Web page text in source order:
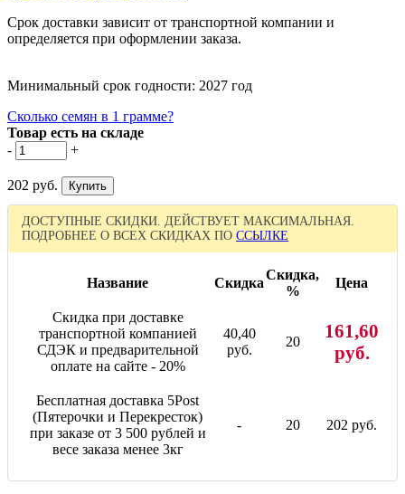
Срок доставки зависит от транспортной компании и
определяется при оформлении заказа.
Минимальный срок годности: 2027 год
Сколько семян в 1 грамме?
Товар есть на складе
-
+
202 руб.
ДОСТУПНЫЕ СКИДКИ. ДЕЙСТВУЕТ МАКСИМАЛЬНАЯ.
ПОДРОБНЕЕ О ВСЕХ СКИДКАХ ПО ССЫЛКЕ
Название Скидка
Скидка,
%
Цена
Скидка при доставке
транспортной компанией
СДЭК и предварительной
оплате на сайте - 20%
40,40
руб.
20
161,60
руб.
Бесплатная доставка 5Post
(Пятерочки и Перекресток)
при заказе от 3 500 рублей и
весе заказа менее 3кг
- 20 202 руб.